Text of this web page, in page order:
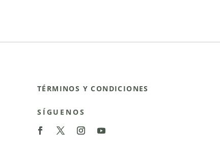
TÉRMINOS Y CONDICIONES
SÍGUENOS